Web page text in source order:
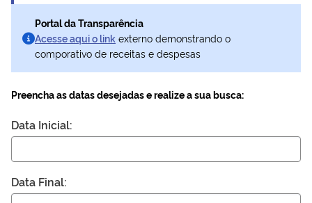
Transparência
Informações
Serviços
Legislação
Plenária
Auxiliares de Comércio
Portal da Transparência
Acesse aqui o link externo demonstrando o
comporativo de receitas e despesas
Preencha as datas desejadas e realize a sua busca:
Data Inicial:
Data Final: